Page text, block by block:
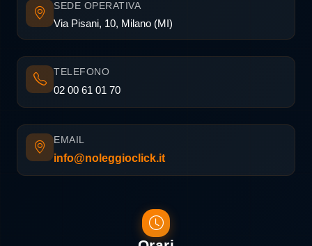
SEDE OPERATIVA
Via Pisani, 10, Milano (MI)
TELEFONO
02 00 61 01 70
EMAIL
info@noleggioclick.it